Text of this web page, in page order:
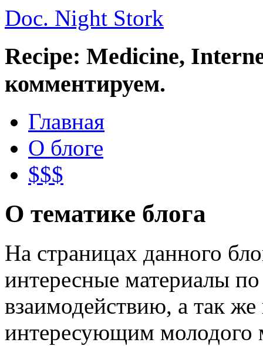
Doc. Night Stork
Recipe: Medicine,
комментируем.
Главная
О блоге
$$$
О тематике блога
На страницах данного
интересные материалы
взаимодействию, а так
интересующим молодого